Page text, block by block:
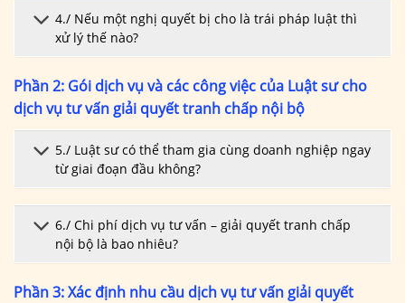
4./ Nếu một nghị quyết bị cho là trái pháp luật thì
xử lý thế nào?
Phần 2: Gói dịch vụ và các công việc của Luật sư cho
dịch vụ tư vấn giải quyết tranh chấp nội bộ
5./ Luật sư có thể tham gia cùng doanh nghiệp ngay
từ giai đoạn đầu không?
6./ Chi phí dịch vụ tư vấn – giải quyết tranh chấp
nội bộ là bao nhiêu?
Phần 3: Xác định nhu cầu dịch vụ tư vấn giải quyết